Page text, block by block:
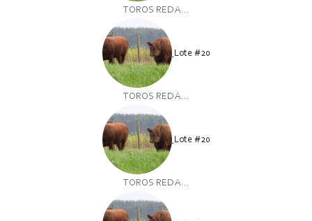
TOROS RED A...
Lote #20
TOROS RED A...
Lote #20
TOROS RED A...